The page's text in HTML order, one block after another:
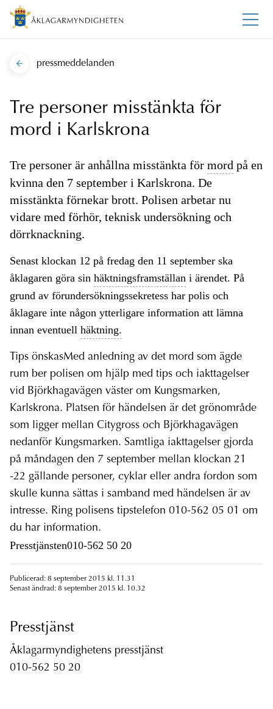
pressmeddelanden
Tre personer misstänkta för
mord i Karlskrona
Tre personer är anhållna misstänkta för mord på en
kvinna den 7 september i Karlskrona. De
misstänkta förnekar brott. Polisen arbetar nu
vidare med förhör, teknisk undersökning och
dörrknackning.
Senast klockan 12 på fredag den 11 september ska
åklagaren göra sin häktningsframställan i ärendet. På
grund av förundersökningssekretess har polis och
åklagare inte någon ytterligare information att lämna
innan eventuell häktning.
Tips önskasMed anledning av det mord som ägde
rum ber polisen om hjälp med tips och iakttagelser
vid Björkhagavägen väster om Kungsmarken,
Karlskrona. Platsen för händelsen är det grönområde
som ligger mellan Citygross och Björkhagavägen
nedanför Kungsmarken. Samtliga iakttagelser gjorda
på måndagen den 7 september mellan klockan 21
-22 gällande personer, cyklar eller andra fordon som
skulle kunna sättas i samband med händelsen är av
intresse. Ring polisens tipstelefon 010-562 05 01 om
du har information.
Presstjänsten010-562 50 20
Publicerad: 8 september 2015 kl. 11.31
Senast ändrad: 8 september 2015 kl. 10.32
Presstjänst
Åklagarmyndighetens presstjänst
010-562 50 20